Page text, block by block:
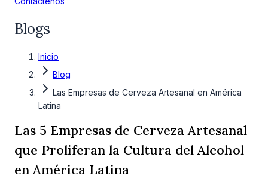
Blogs
Inicio
Blog
Las Empresas de Cerveza Artesanal en América
Latina
Las 5 Empresas de Cerveza Artesanal
que Proliferan la Cultura del Alcohol
en América Latina